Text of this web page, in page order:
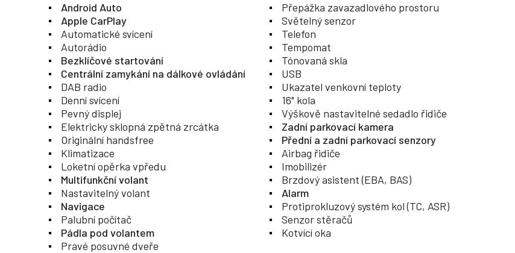
Android Auto
Apple CarPlay
Automatické svícení
Autorádio
Bezklíčové startování
Centrální zamykání na dálkové ovládání
DAB radio
Denní svícení
Pevný displej
Elektricky sklopná zpětná zrcátka
Originální handsfree
Klimatizace
Loketní opěrka vpředu
Multifunkční volant
Nastavitelný volant
Navigace
Palubní počítač
Pádla pod volantem
Pravé posuvné dveře
Přepážka zavazadlového prostoru
Světelný senzor
Telefon
Tempomat
Tónovaná skla
USB
Ukazatel venkovní teploty
16" kola
Výškově nastavitelné sedadlo řidiče
Zadní parkovací kamera
Přední a zadní parkovací senzory
Airbag řidiče
Imobilizér
Brzdový asistent (EBA, BAS)
Alarm
Protiprokluzový systém kol (TC, ASR)
Senzor stěračů
Kotvící oka